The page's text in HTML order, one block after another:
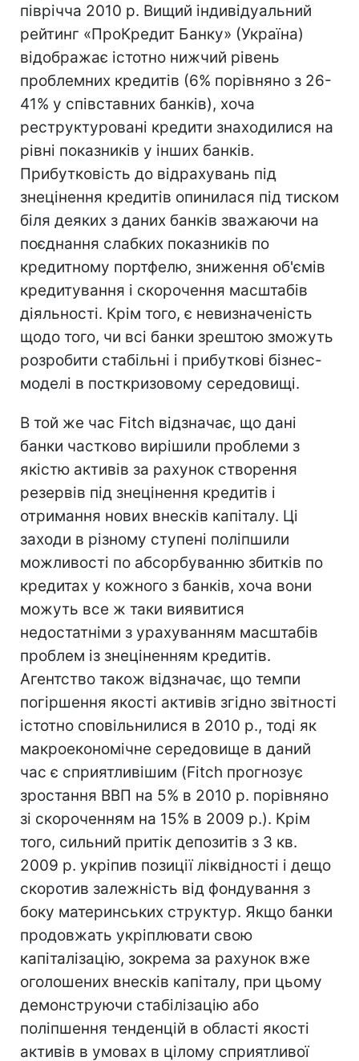
піврічча 2010 р. Вищий індивідуальний
рейтинг «ПроКредит Банку» (Україна)
відображає істотно нижчий рівень
проблемних кредитів (6% порівняно з 26-
41% у співставних банків), хоча
реструктуровані кредити знаходилися на
рівні показників у інших банків.
Прибутковість до відрахувань під
знецінення кредитів опинилася під тиском
біля деяких з даних банків зважаючи на
поєднання слабких показників по
кредитному портфелю, зниження об'ємів
кредитування і скорочення масштабів
діяльності. Крім того, є невизначеність
щодо того, чи всі банки зрештою зможуть
розробити стабільні і прибуткові бізнес-
моделі в посткризовому середовищі.
В той же час Fitch відзначає, що дані
банки частково вирішили проблеми з
якістю активів за рахунок створення
резервів під знецінення кредитів і
отримання нових внесків капіталу. Ці
заходи в різному ступені поліпшили
можливості по абсорбуванню збитків по
кредитах у кожного з банків, хоча вони
можуть все ж таки виявитися
недостатніми з урахуванням масштабів
проблем із знеціненням кредитів.
Агентство також відзначає, що темпи
погіршення якості активів згідно звітності
істотно сповільнилися в 2010 р., тоді як
макроекономічне середовище в даний
час є сприятливішим (Fitch прогнозує
зростання ВВП на 5% в 2010 р. порівняно
зі скороченням на 15% в 2009 р.). Крім
того, сильний притік депозитів з 3 кв.
2009 р. укріпив позиції ліквідності і дещо
скоротив залежність від фондування з
боку материнських структур. Якщо банки
продовжать укріплювати свою
капіталізацію, зокрема за рахунок вже
оголошених внесків капіталу, при цьому
демонструючи стабілізацію або
поліпшення тенденцій в області якості
активів в умовах в цілому сприятливої